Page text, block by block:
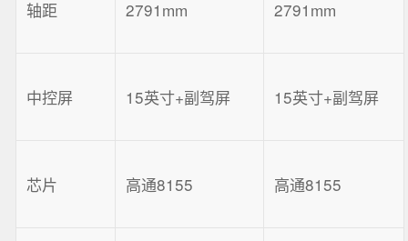
轴距 2791mm 2791mm
中控屏 15英寸+副驾屏 15英寸+副驾屏
芯片 高通8155 高通8155